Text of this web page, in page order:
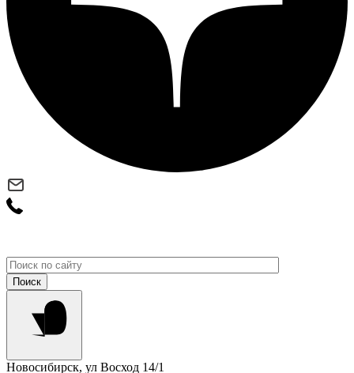
Новосибирск, ул Восход 14/1